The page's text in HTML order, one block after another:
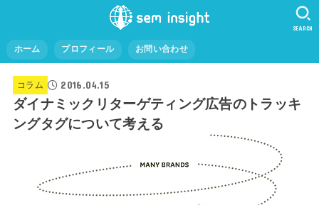
ホーム プロフィール お問い合わせ
SEARCH
コラム 2016.04.15
ダイナミックリターゲティング広告のトラッキ
ングタグについて考える